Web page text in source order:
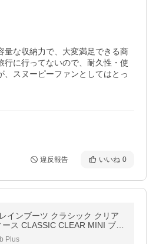
量な収納力で、大変満足できる商
行に行ってないので、耐久性・使
、スヌーピーファンとしてはとっ
違反報告 いいね 0
インブーツ クラシック クリア
ス CLASSIC CLEAR MINI ブラ
黒 1113190
Plus